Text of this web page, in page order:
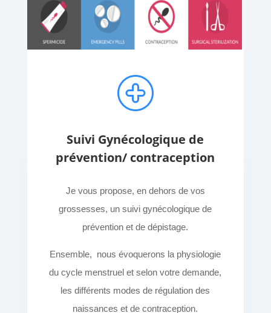
Suivi Gynécologique de
prévention/ contraception
Je vous propose, en dehors de vos
grossesses, un suivi gynécologique de
prévention et de dépistage.
Ensemble, nous évoquerons la physiologie
du cycle menstruel et selon votre demande,
les différents modes de régulation des
naissances et de contraception.